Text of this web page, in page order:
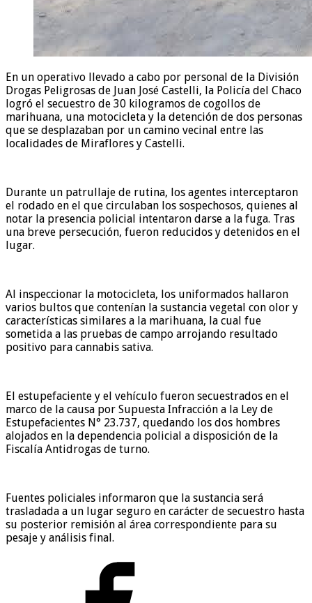
En un operativo llevado a cabo por personal de la División
Drogas Peligrosas de Juan José Castelli, la Policía del Chaco
logró el secuestro de 30 kilogramos de cogollos de
marihuana, una motocicleta y la detención de dos personas
que se desplazaban por un camino vecinal entre las
localidades de Miraflores y Castelli.
Durante un patrullaje de rutina, los agentes interceptaron
el rodado en el que circulaban los sospechosos, quienes al
notar la presencia policial intentaron darse a la fuga. Tras
una breve persecución, fueron reducidos y detenidos en el
lugar.
Al inspeccionar la motocicleta, los uniformados hallaron
varios bultos que contenían la sustancia vegetal con olor y
características similares a la marihuana, la cual fue
sometida a las pruebas de campo arrojando resultado
positivo para cannabis sativa.
El estupefaciente y el vehículo fueron secuestrados en el
marco de la causa por Supuesta Infracción a la Ley de
Estupefacientes N° 23.737, quedando los dos hombres
alojados en la dependencia policial a disposición de la
Fiscalía Antidrogas de turno.
Fuentes policiales informaron que la sustancia será
trasladada a un lugar seguro en carácter de secuestro hasta
su posterior remisión al área correspondiente para su
pesaje y análisis final.